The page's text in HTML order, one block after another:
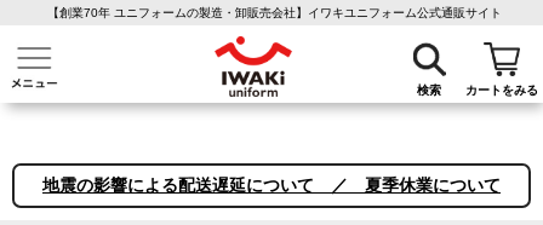
【創業70年 ユニフォームの製造・卸販売会社】イワキユニフォーム公式通販サイト
検索 カートをみる
介護ユニフォーム 作業着・作業服 ファン付き作業着 医療白衣
地震の影響による配送遅延について ／ 夏季休業について